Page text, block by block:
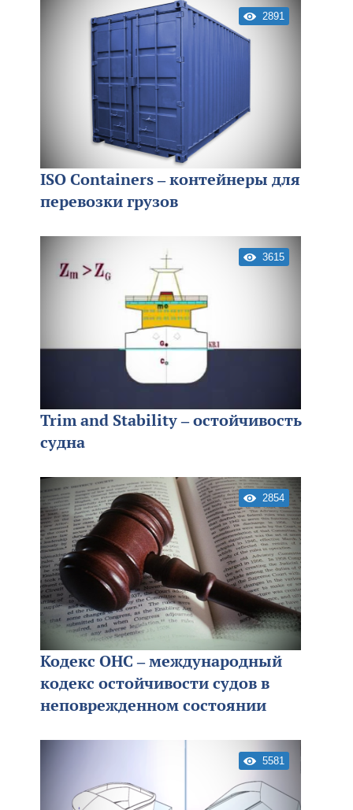
2891
ISO Containers – контейнеры для
перевозки грузов
3615
Trim and Stability – остойчивость
судна
2854
Кодекс ОНС – международный
кодекс остойчивости судов в
неповрежденном состоянии
5581